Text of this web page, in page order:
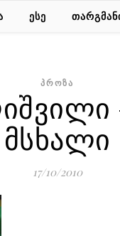
ᲔᲡᲔ
ᲞᲠᲝᲖᲐ
მსხალი
17/10/2010